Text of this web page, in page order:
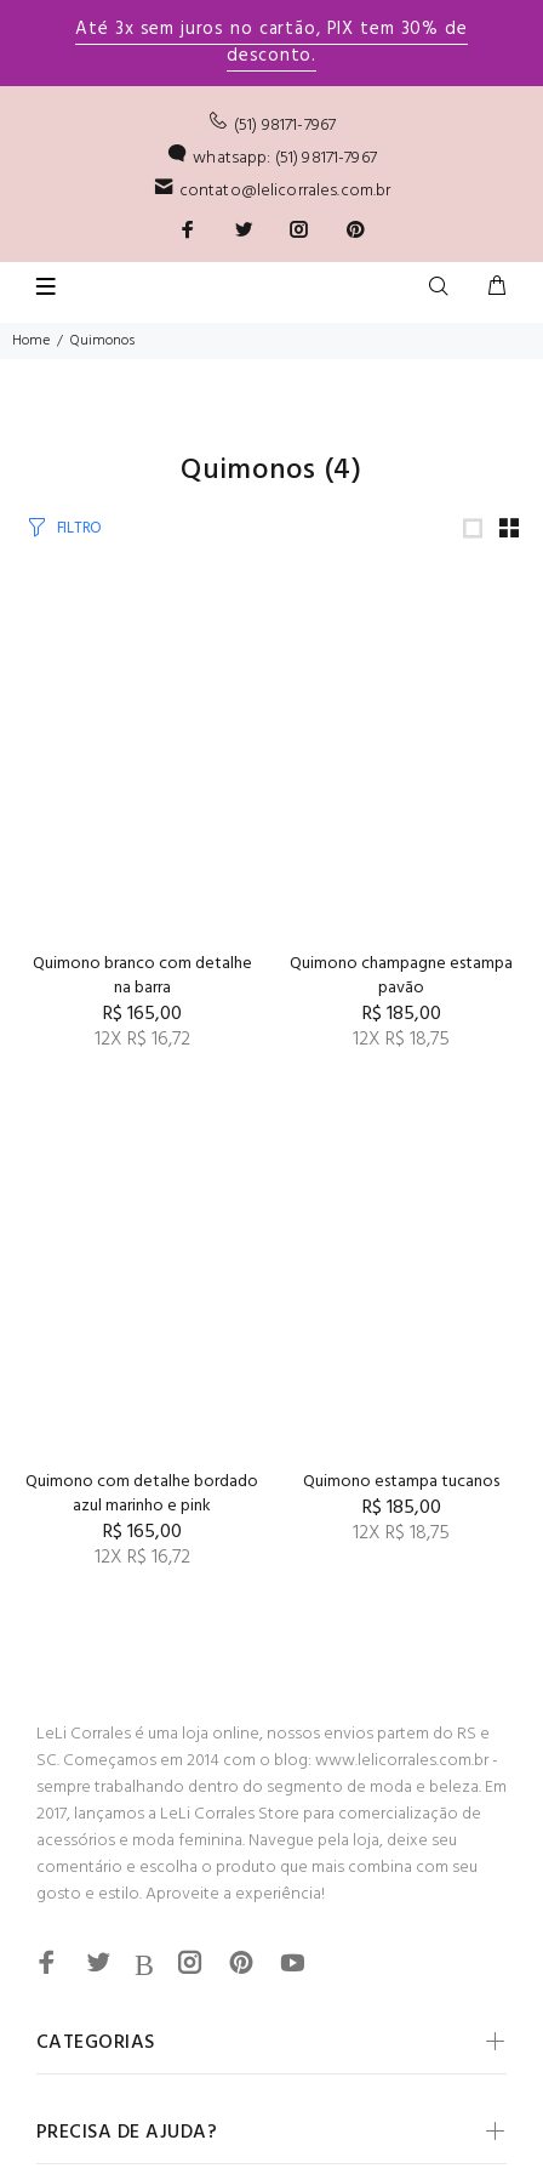
Até 3x sem juros no cartão, PIX tem 30% de
desconto.
(51) 98171-7967
whatsapp: (51) 98171-7967
contato@lelicorrales.com.br
Home Quimonos
Quimonos (4)
FILTRO
Quimono branco com detalhe
na barra
R$ 165,00
12X R$ 16,72
Quimono champagne estampa
pavão
R$ 185,00
12X R$ 18,75
Quimono com detalhe bordado
azul marinho e pink
R$ 165,00
12X R$ 16,72
Quimono estampa tucanos
R$ 185,00
12X R$ 18,75
LeLi Corrales é uma loja online, nossos envios partem do RS e
SC. Começamos em 2014 com o blog: www.lelicorrales.com.br -
sempre trabalhando dentro do segmento de moda e beleza. Em
2017, lançamos a LeLi Corrales Store para comercialização de
acessórios e moda feminina. Navegue pela loja, deixe seu
comentário e escolha o produto que mais combina com seu
gosto e estilo. Aproveite a experiência!
CATEGORIAS
PRECISA DE AJUDA?